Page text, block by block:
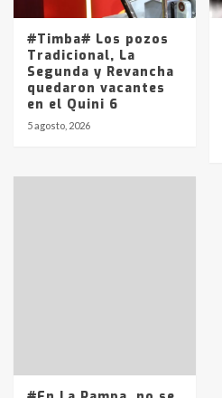
#Timba# Los pozos
Tradicional, La
Segunda y Revancha
quedaron vacantes
en el Quini 6
5 agosto, 2026